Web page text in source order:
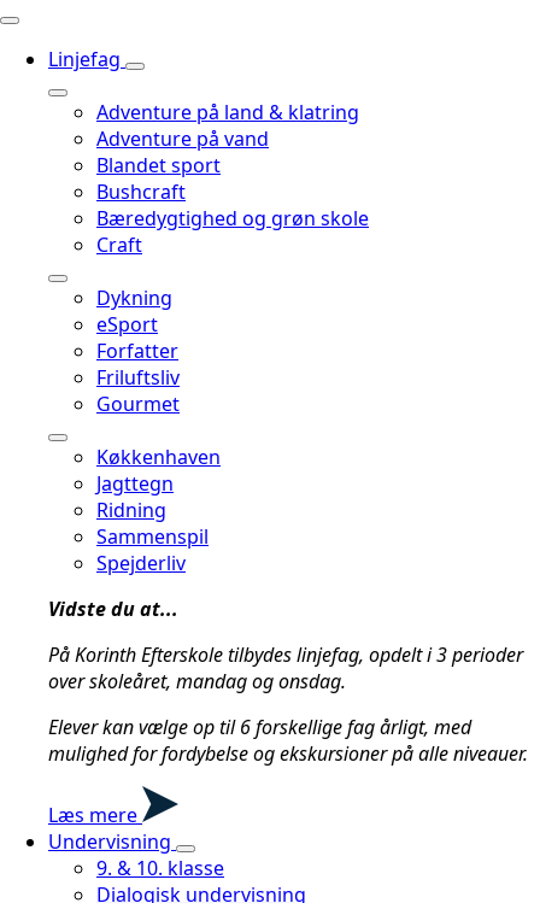
Linjefag
Adventure på land & klatring
Adventure på vand
Blandet sport
Bushcraft
Bæredygtighed og grøn skole
Craft
Dykning
eSport
Forfatter
Friluftsliv
Gourmet
Køkkenhaven
Jagttegn
Ridning
Sammenspil
Spejderliv
Vidste du at...
På Korinth Efterskole tilbydes linjefag, opdelt i 3 perioder
over skoleåret, mandag og onsdag.
Elever kan vælge op til 6 forskellige fag årligt, med
mulighed for fordybelse og ekskursioner på alle niveauer.
Læs mere
Undervisning
9. & 10. klasse
Dialogisk undervisning